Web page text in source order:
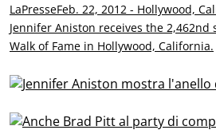
LaPresseFeb. 22, 2012 - Hollywood,
Jennifer Aniston receives the 2,462nd
Walk of Fame in Hollywood, California.